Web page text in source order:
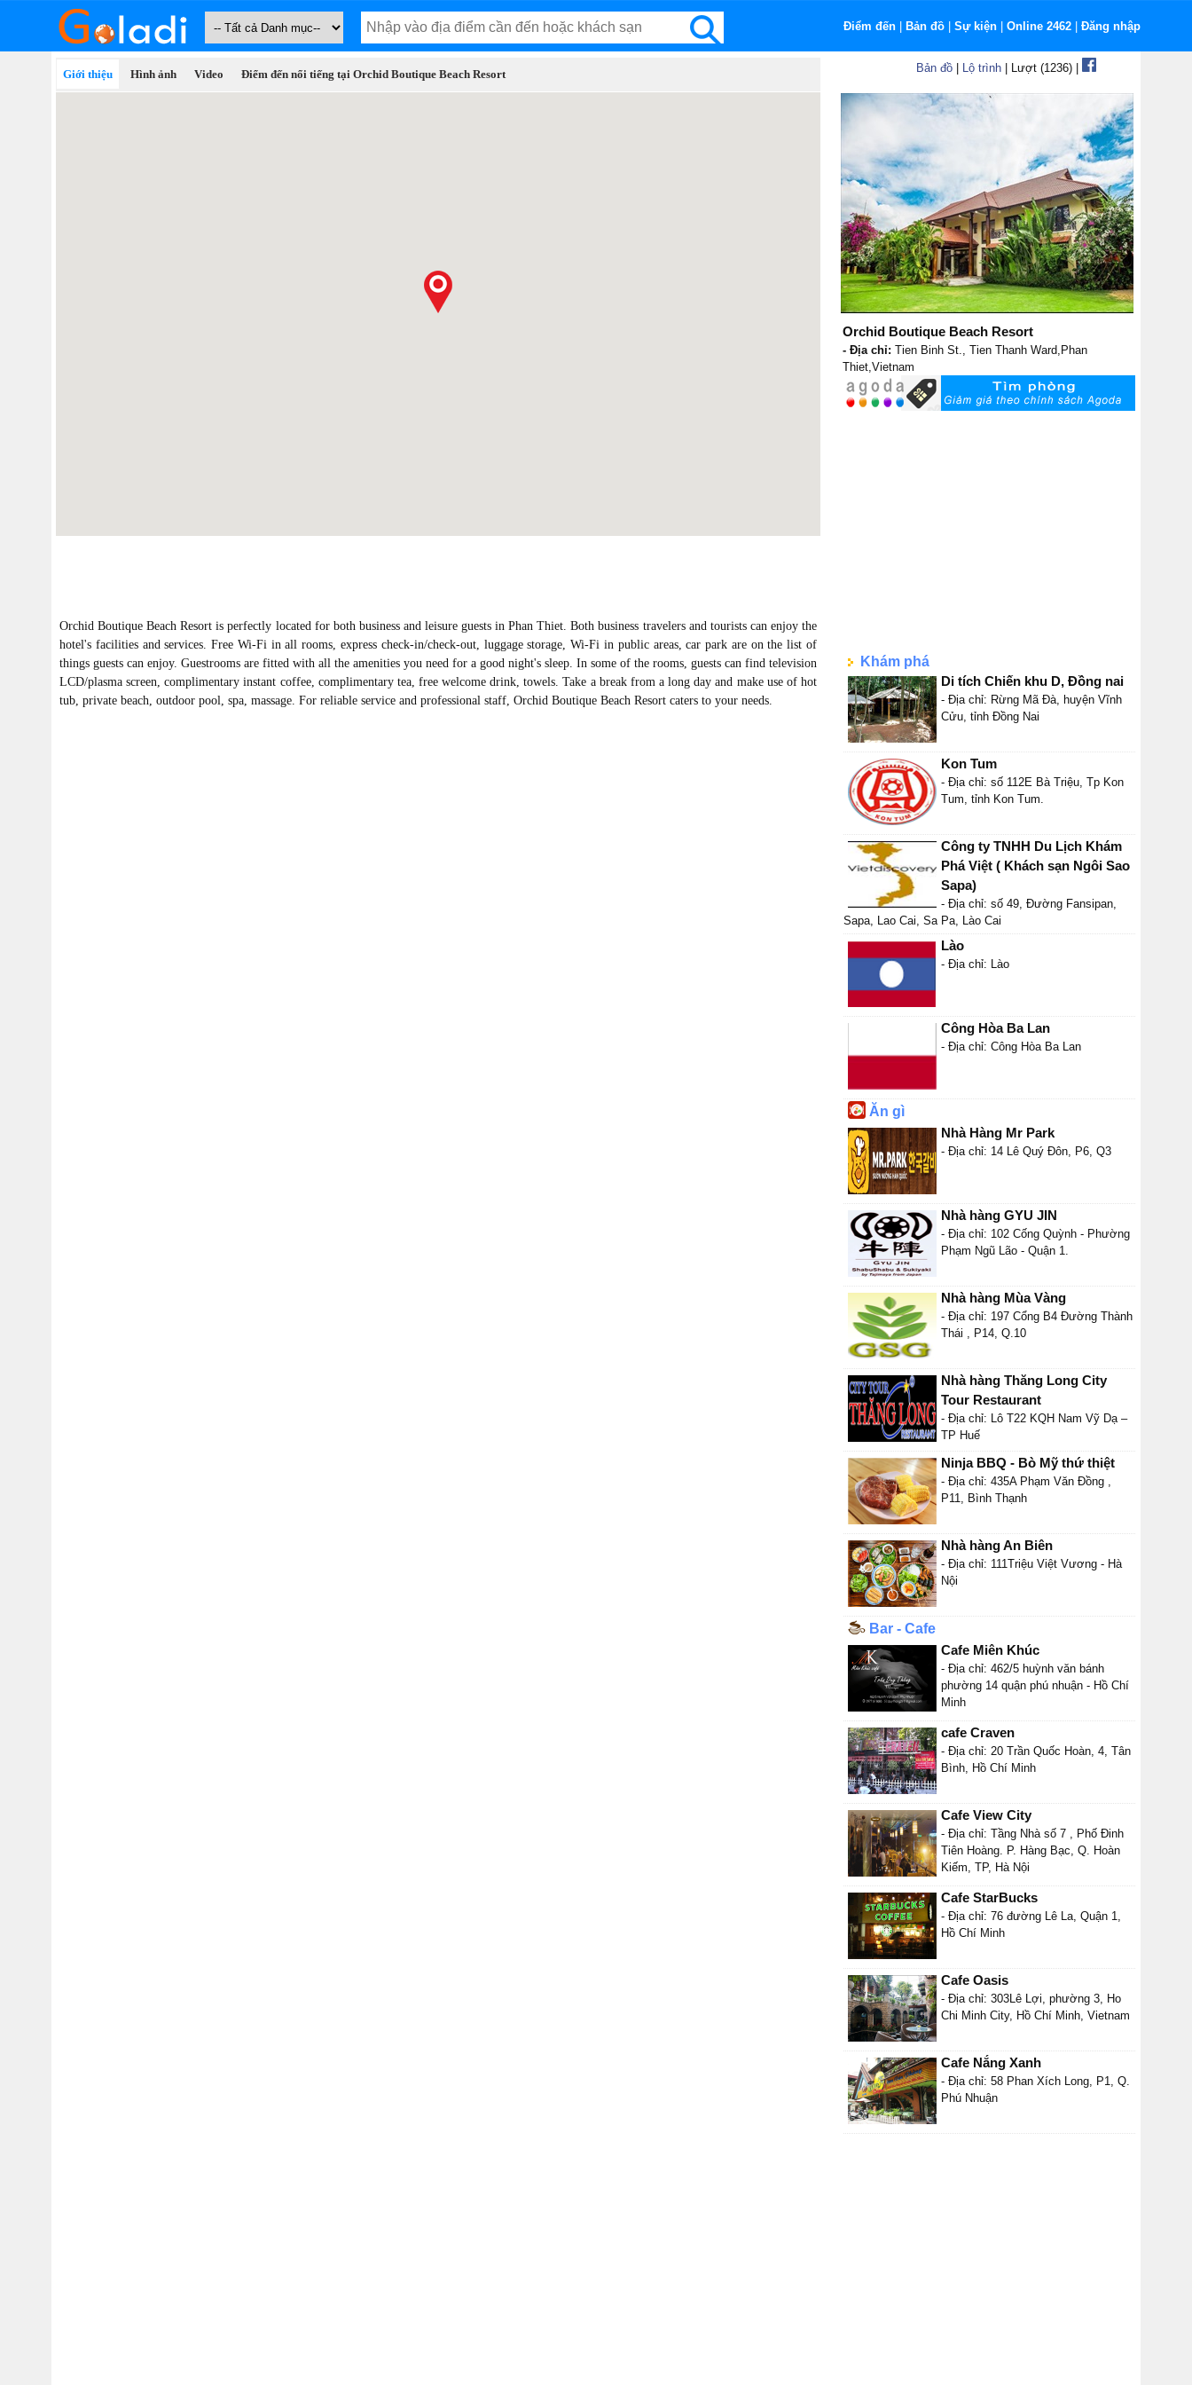
Điểm đến Bản đồ Sự kiện Online 2462 Đăng nhập
Giới thiệu Hình ảnh Video Điểm đến nổi tiếng tại Orchid Boutique Beach Resort
Orchid Boutique Beach Resort is perfectly located for both business and leisure guests in Phan Thiet. Both business travelers and tourists can enjoy the
hotel's facilities and services. Free Wi-Fi in all rooms, express check-in/check-out, luggage storage, Wi-Fi in public areas, car park are on the list of
things guests can enjoy. Guestrooms are fitted with all the amenities you need for a good night's sleep. In some of the rooms, guests can find television
LCD/plasma screen, complimentary instant coffee, complimentary tea, free welcome drink, towels. Take a break from a long day and make use of hot
tub, private beach, outdoor pool, spa, massage. For reliable service and professional staff, Orchid Boutique Beach Resort caters to your needs.
Bản đồ| Lộ trình| Lượt (1236) |
Orchid Boutique Beach Resort
- Địa chỉ: Tien Binh St., Tien Thanh Ward,Phan
Thiet,Vietnam
Khám phá
Di tích Chiến khu D, Đồng nai
- Địa chỉ: Rừng Mã Đà, huyện Vĩnh
Cửu, tỉnh Đồng Nai
Kon Tum
- Địa chỉ: số 112E Bà Triệu, Tp Kon
Tum, tỉnh Kon Tum.
Công ty TNHH Du Lịch Khám
Phá Việt ( Khách sạn Ngôi Sao
Sapa)
- Địa chỉ: số 49, Đường Fansipan,
Sapa, Lao Cai, Sa Pa, Lào Cai
Lào
- Địa chỉ: Lào
Công Hòa Ba Lan
- Địa chỉ: Công Hòa Ba Lan
Ăn gì
Nhà Hàng Mr Park
- Địa chỉ: 14 Lê Quý Đôn, P6, Q3
Nhà hàng GYU JIN
- Địa chỉ: 102 Cống Quỳnh - Phường
Phạm Ngũ Lão - Quận 1.
Nhà hàng Mùa Vàng
- Địa chỉ: 197 Cổng B4 Đường Thành
Thái , P14, Q.10
Nhà hàng Thăng Long City
Tour Restaurant
- Địa chỉ: Lô T22 KQH Nam Vỹ Dạ –
TP Huế
Ninja BBQ - Bò Mỹ thứ thiệt
- Địa chỉ: 435A Phạm Văn Đồng ,
P11, Bình Thạnh
Nhà hàng An Biên
- Địa chỉ: 111Triệu Việt Vương - Hà
Nội
Bar - Cafe
Cafe Miên Khúc
- Địa chỉ: 462/5 huỳnh văn bánh
phường 14 quận phú nhuận - Hồ Chí
Minh
cafe Craven
- Địa chỉ: 20 Trần Quốc Hoàn, 4, Tân
Bình, Hồ Chí Minh
Cafe View City
- Địa chỉ: Tầng Nhà số 7 , Phố Đinh
Tiên Hoàng. P. Hàng Bạc, Q. Hoàn
Kiếm, TP, Hà Nội
Cafe StarBucks
- Địa chỉ: 76 đường Lê La, Quận 1,
Hồ Chí Minh
Cafe Oasis
- Địa chỉ: 303Lê Lợi, phường 3, Ho
Chi Minh City, Hồ Chí Minh, Vietnam
Cafe Nắng Xanh
- Địa chỉ: 58 Phan Xích Long, P1, Q.
Phú Nhuận